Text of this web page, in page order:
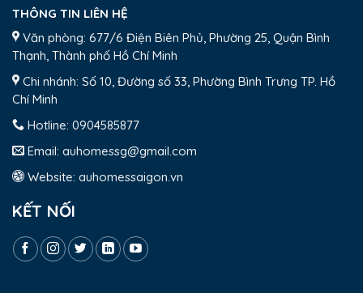
THÔNG TIN LIÊN HỆ
Văn phòng: 677/6 Điện Biên Phủ, Phường 25, Quận Bình
Thạnh, Thành phố Hồ Chí Minh
Chi nhánh: Số 10, Đường số 33, Phường Bình Trưng TP. Hồ
Chí Minh
Hotline: 0904585877
Email: auhomessg@gmail.com
Website: auhomessaigon.vn
KẾT NỐI